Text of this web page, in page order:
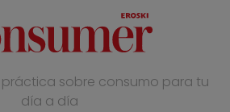
sobre consumo para tu
día a día